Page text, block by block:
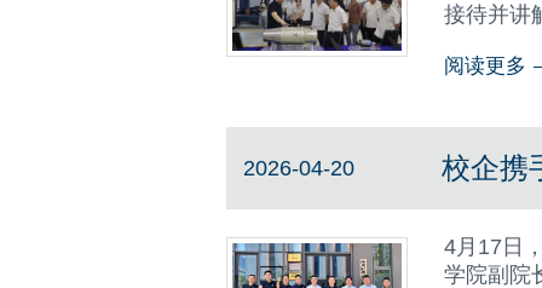
接待并讲
享企业落
阅读更多
2026-04-20 校企携
4月17日
学院副院